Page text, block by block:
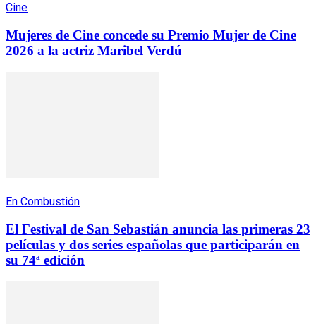
Cine
Mujeres de Cine concede su Premio Mujer de Cine
2026 a la actriz Maribel Verdú
En Combustión
El Festival de San Sebastián anuncia las primeras 23
películas y dos series españolas que participarán en
su 74ª edición